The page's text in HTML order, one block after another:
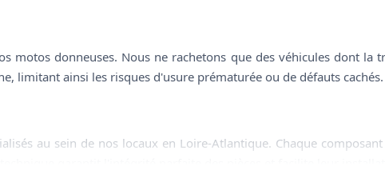
motos donneuses. Nous ne rachetons que des véhicules dont la
limitant ainsi les risques d'usure prématurée ou de défauts cachés.
au sein de nos locaux en Loire-Atlantique. Chaque